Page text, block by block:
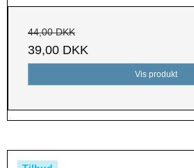
44,00 DKK
39,00 DKK
Vis produkt